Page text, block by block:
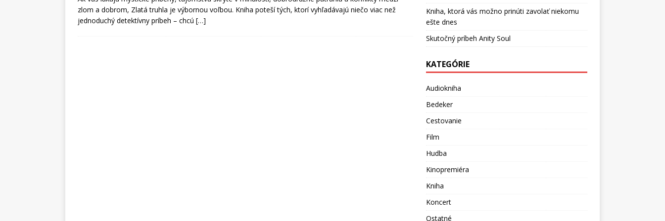
zlom a dobrom, Zlatá truhla je výbornou voľbou. Kniha poteší tých, ktorí vyhľadávajú niečo viac než
jednoduchý detektívny príbeh – chcú […]
Kniha, ktorá vás možno prinúti zavolať niekomu
ešte dnes
Skutočný príbeh Anity Soul
KATEGÓRIE
Audiokniha
Bedeker
Cestovanie
Film
Hudba
Kinopremiéra
Kniha
Koncert
Ostatné